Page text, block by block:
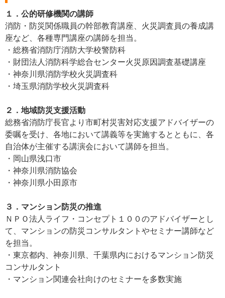
１．公的研修機関の講師
消防・防災関係職員の幹部教育講座、火災調査員の養成講
座など、各種専門講座の講師を担当。
・総務省消防庁消防大学校警防科
・財団法人消防科学総合センター火災原因調査基礎講座
・神奈川県消防学校火災調査科
・埼玉県消防学校火災調査科
２．地域防災支援活動
総務省消防庁長官より市町村災害対応支援アドバイザーの
委嘱を受け、各地において講義等を実施するとともに、各
自治体が主催する講演会において講師を担当。
・岡山県浅口市
・神奈川県消防協会
・神奈川県小田原市
３．マンション防災の推進
ＮＰＯ法人ライフ・コンセプト１００のアドバイザーとし
て、マンションの防災コンサルタントやセミナー講師など
を担当。
・東京都内、神奈川県、千葉県内におけるマンション防災
コンサルタント
・マンション関連会社向けのセミナーを多数実施